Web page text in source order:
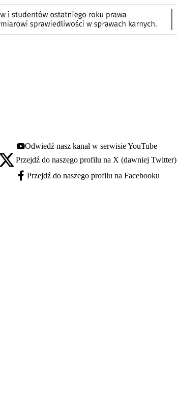
Youtube - otwiera się w nowej karcie
Odwiedź nasz kanał w serwisie YouTube
X - otwiera się w nowej karcie
Przejdź do naszego profilu na X (dawniej Twitter)
Facebook - otwiera się w nowej karcie
Przejdź do naszego profilu na Facebooku